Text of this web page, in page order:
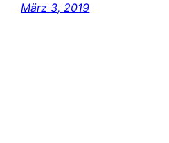
März 3, 2019